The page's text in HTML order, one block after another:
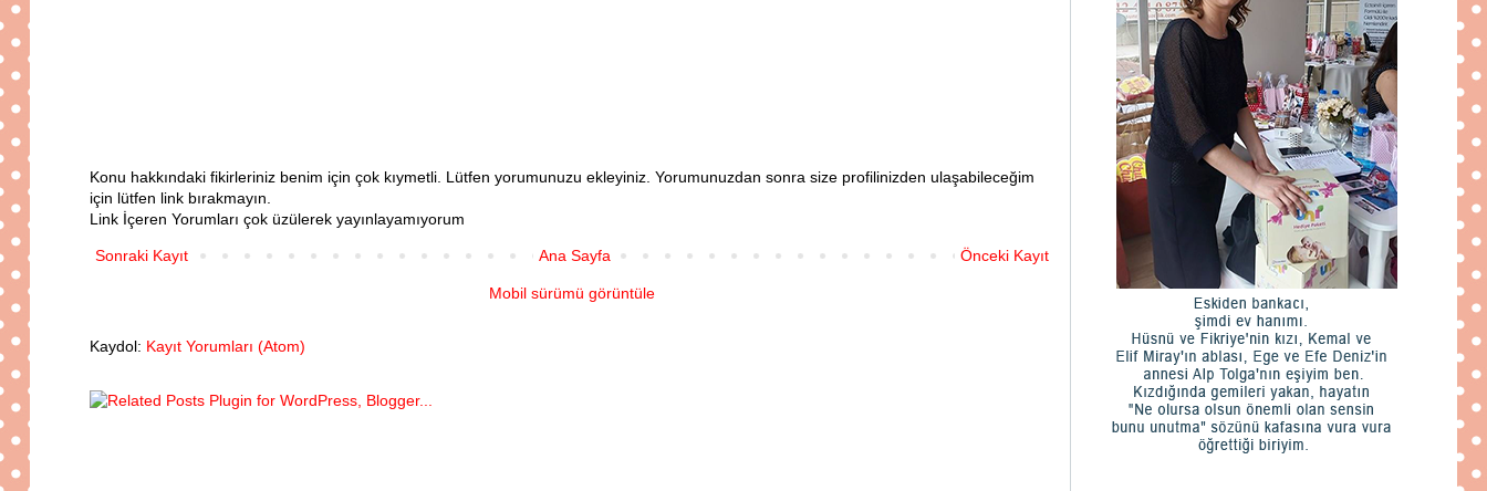
Konu hakkındaki fikirleriniz benim için çok kıymetli. Lütfen yorumunuzu ekleyiniz. Yorumunuzdan sonra size profilinizden ulaşabileceğim
için lütfen link bırakmayın.
Link İçeren Yorumları çok üzülerek yayınlayamıyorum
Sonraki Kayıt Önceki Kayıt
Ana Sayfa
Mobil sürümü görüntüle
Kaydol: Kayıt Yorumları (Atom)